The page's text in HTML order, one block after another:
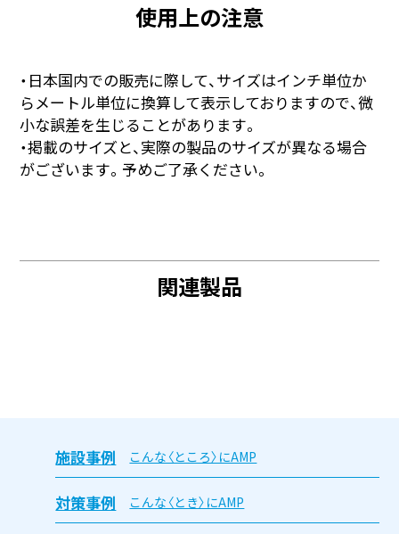
使用上の注意
・日本国内での販売に際して、サイズはインチ単位か
らメートル単位に換算して表示しておりますので、微
小な誤差を生じることがあります。
・掲載のサイズと、実際の製品のサイズが異なる場合
がございます。予めご了承ください。
関連製品
施設事例 こんな〈ところ〉にAMP
対策事例 こんな〈とき〉にAMP